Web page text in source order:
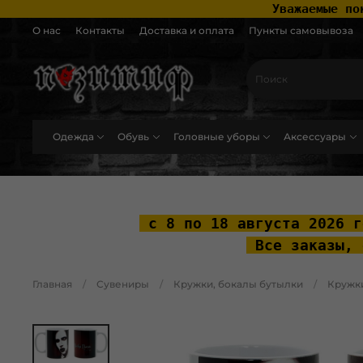
Уважаемые
О нас Контакты Доставка и оплата Пункты самовывоза
Одежда Обувь Головные уборы Аксессуары
с 8 по 18 августа 2026
Все заказы,
Главная Сувениры Кружки, бокалы бутылки